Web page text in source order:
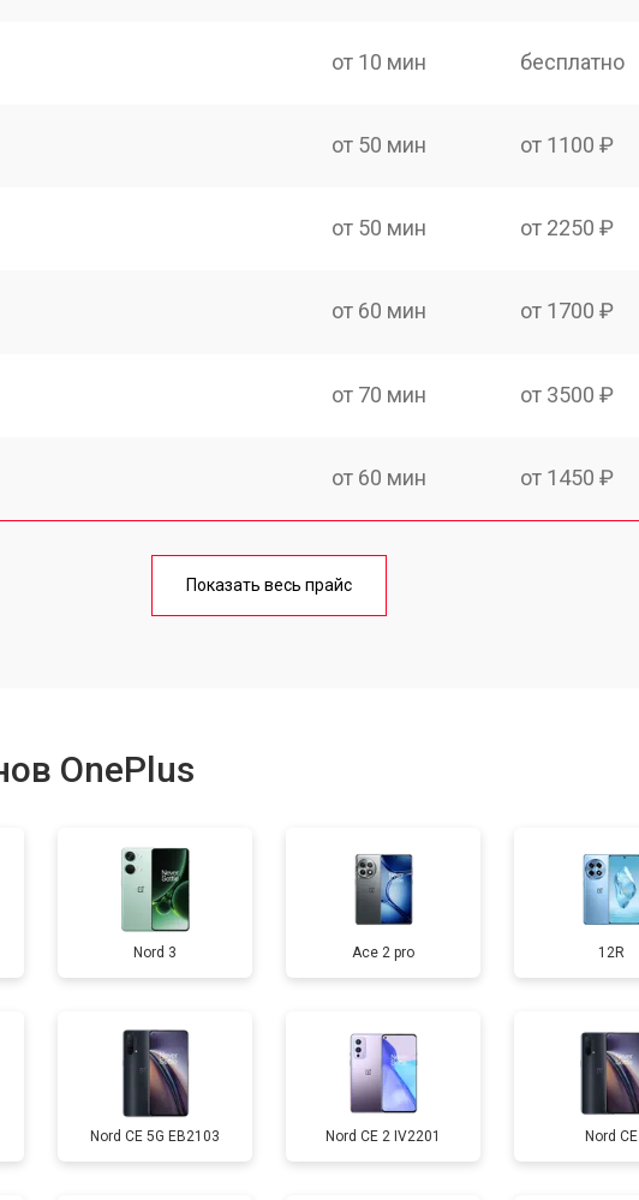
от 10 мин бесплатно
от 50 мин от 1100 ₽
от 50 мин от 2250 ₽
от 60 мин от 1700 ₽
от 70 мин от 3500 ₽
от 60 мин от 1450 ₽
от 50 мин
от 40 мин от 1400 ₽
от 40 мин от 950 ₽
от 70 мин от 1750 ₽
от 60 мин от 3200 ₽
Показать весь прайс
OnePlus
Nord 3 Ace 2 pro 12R
Nord CE 5G EB2103 Nord CE 2 IV2201 Nord CE